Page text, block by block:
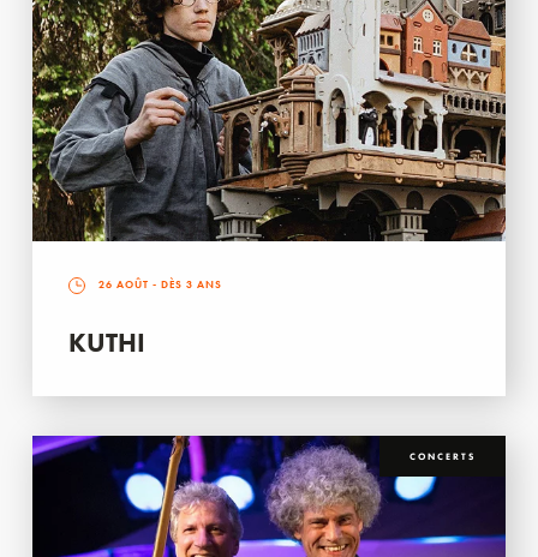
26 AOÛT - DÈS 3 ANS
KUTHI
CONCERTS